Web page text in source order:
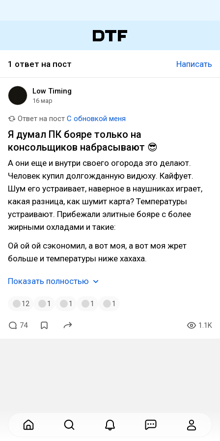
1 ответ на пост Написать
Low Timing
16 мар
Ответ на пост С обновкой меня
Я думал ПК бояре только на
консольщиков набрасывают 😎
А они еще и внутри своего огорода это делают.
Человек купил долгожданную видюху. Кайфует.
Шум его устраивает, наверное в наушниках играет,
какая разница, как шумит карта? Температуры
устраивают. Прибежали элитные бояре с более
жирными охладами и такие:
Ой ой ой сэкономил, а вот моя, а вот моя жрет
больше и температуры ниже хахаха.
Показать полностью
12 1 1 1 1
74 1.1K